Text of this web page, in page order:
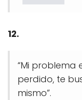
12.
“Mi problema
perdido, te
mismo”.